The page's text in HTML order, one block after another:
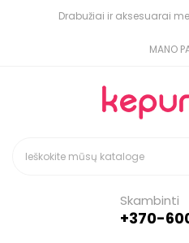
Drabužiai ir aksesuarai
MANO
Skambinti
+370-